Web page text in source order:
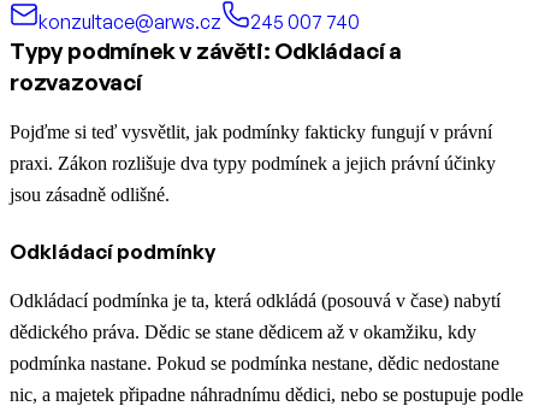
konzultace@arws.cz
245 007 740
Typy podmínek v závěti: Odkládací a
rozvazovací
Pojďme si teď vysvětlit, jak podmínky fakticky fungují v právní
praxi. Zákon rozlišuje dva typy podmínek a jejich právní účinky
jsou zásadně odlišné.
Odkládací podmínky
Odkládací podmínka je ta, která odkládá (posouvá v čase) nabytí
dědického práva. Dědic se stane dědicem až v okamžiku, kdy
podmínka nastane. Pokud se podmínka nestane, dědic nedostane
nic, a majetek připadne náhradnímu dědici, nebo se postupuje podle